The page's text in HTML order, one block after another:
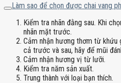
Làm sao để chọn được chai vang
Kiểm tra nhãn đằng sau. Khi
nhãn mặt trước.
Cảm nhận hương thơm từ khứu
cả trước và sau, hãy để mũi
Cảm nhận hương vị từ lưỡi.
Kiểm tra năm sản xuất.
Trung thành với loại bạn thích.